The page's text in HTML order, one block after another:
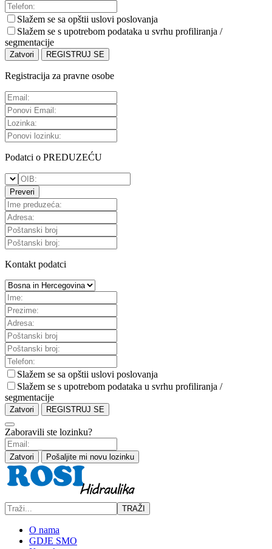
Slažem se sa opštii uslovi poslovanja
Slažem se s upotrebom podataka u svrhu profiliranja /
segmentacije
Zatvori REGISTRUJ SE
Registracija za pravne osobe
Podatci o PREDUZEĆU
Preveri
Kontakt podatci
Slažem se sa opštii uslovi poslovanja
Slažem se s upotrebom podataka u svrhu profiliranja /
segmentacije
Zatvori REGISTRUJ SE
Zaboravili ste lozinku?
Zatvori Pošaljite mi novu lozinku
TRAŽI
O nama
GDJE SMO